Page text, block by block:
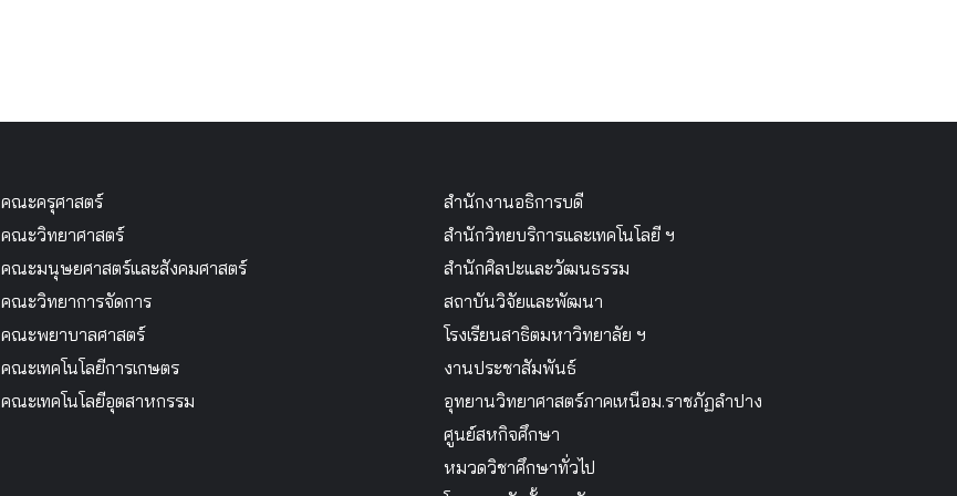
คณะครุศาสตร์
คณะวิทยาศาสตร์
คณะมนุษยศาสตร์และสังคมศาสตร์
คณะวิทยาการจัดการ
คณะพยาบาลศาสตร์
คณะเทคโนโลยีการเกษตร
คณะเทคโนโลยีอุตสาหกรรม
สำนักงานอธิการบดี
สำนักวิทยบริการและเทคโนโลยี ฯ
สำนักศิลปะและวัฒนธรรม
สถาบันวิจัยและพัฒนา
โรงเรียนสาธิตมหาวิทยาลัย ฯ
งานประชาสัมพันธ์
อุทยานวิทยาศาสตร์ภาคเหนือม.ราชภัฏลำปาง
ศูนย์สหกิจศึกษา
หมวดวิชาศึกษาทั่วไป